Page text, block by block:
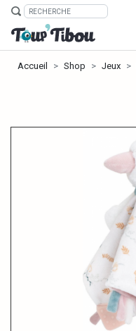
Accueil Shop Jeux